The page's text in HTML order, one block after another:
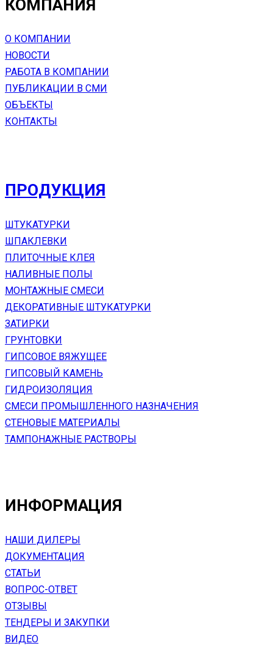
КОМПАНИЯ
О КОМПАНИИ
НОВОСТИ
РАБОТА В КОМПАНИИ
ПУБЛИКАЦИИ В СМИ
ОБЪЕКТЫ
КОНТАКТЫ
ПРОДУКЦИЯ
ШТУКАТУРКИ
ШПАКЛЕВКИ
ПЛИТОЧНЫЕ КЛЕЯ
НАЛИВНЫЕ ПОЛЫ
МОНТАЖНЫЕ СМЕСИ
ДЕКОРАТИВНЫЕ ШТУКАТУРКИ
ЗАТИРКИ
ГРУНТОВКИ
ГИПСОВОЕ ВЯЖУЩЕЕ
ГИПСОВЫЙ КАМЕНЬ
ГИДРОИЗОЛЯЦИЯ
СМЕСИ ПРОМЫШЛЕННОГО НАЗНАЧЕНИЯ
СТЕНОВЫЕ МАТЕРИАЛЫ
ТАМПОНАЖНЫЕ РАСТВОРЫ
ИНФОРМАЦИЯ
НАШИ ДИЛЕРЫ
ДОКУМЕНТАЦИЯ
СТАТЬИ
ВОПРОС-ОТВЕТ
ОТЗЫВЫ
ТЕНДЕРЫ И ЗАКУПКИ
ВИДЕО